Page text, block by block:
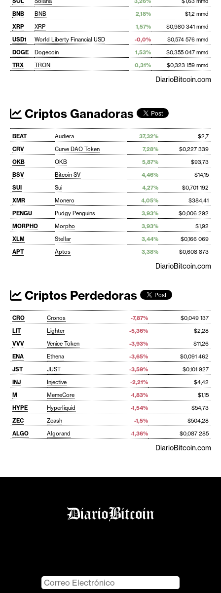
BNB
BNB 2,18%
$1,2 mmd
XRP
XRP 1,57%
$0,980 341 mmd
USD1
World Liberty Financial USD -0,0%
$0,574 576 mmd
DOGE
Dogecoin 1,53%
$0,355 047 mmd
TRX
TRON 0,31% $0,323 159 mmd
DiarioBitcoin.com
Criptos Ganadoras
BEAT Audiera 37,32%
$2,7
CRV
Curve DAO Token 7,28%
$0,227 339
OKB
OKB 5,87%
$93,73
BSV
Bitcoin SV 4,46%
$14,15
SUI
Sui 4,27%
$0,701 192
XMR
Monero 4,05%
$384,41
PENGU
Pudgy Penguins 3,93%
$0,006 292
MORPHO
Morpho 3,93%
$1,92
XLM
Stellar 3,44%
$0,166 069
APT
Aptos 3,38% $0,608 873
DiarioBitcoin.com
Criptos Perdedoras
CRO Cronos -7,87%
$0,049 137
LIT
Lighter -5,36%
$2,28
VVV
Venice Token -3,93%
$11,26
ENA
Ethena -3,65%
$0,091 462
JST
JUST -3,59%
$0,101 927
INJ
Injective -2,21%
$4,42
M
MemeCore -1,83%
$1,15
HYPE
Hyperliquid -1,54%
$54,73
ZEC
Zcash -1,5%
$504,28
ALGO
Algorand -1,36% $0,087 285
DiarioBitcoin.com